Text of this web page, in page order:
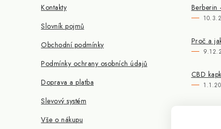
Kontakty
Slovník pojmů
Obchodní podmínky
Podmínky ochrany osobních údajů
Doprava a platba
Slevový systém
Vše o nákupu
Berberin
Proč a
CBD